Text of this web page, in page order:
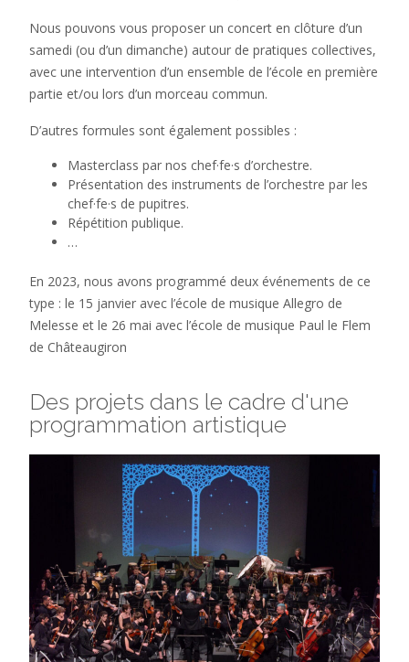
Nous pouvons vous proposer un concert en clôture d’un
samedi (ou d’un dimanche) autour de pratiques collectives,
avec une intervention d’un ensemble de l’école en première
partie et/ou lors d’un morceau commun.
D’autres formules sont également possibles :
Masterclass par nos chef·fe·s d’orchestre.
Présentation des instruments de l’orchestre par les
chef·fe·s de pupitres.
Répétition publique.
…
En 2023, nous avons programmé deux événements de ce
type : le 15 janvier avec l’école de musique Allegro de
Melesse et le 26 mai avec l’école de musique Paul le Flem
de Châteaugiron
Des projets dans le cadre d'une
programmation artistique